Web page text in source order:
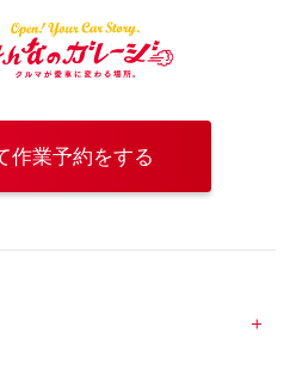
作業予約をする